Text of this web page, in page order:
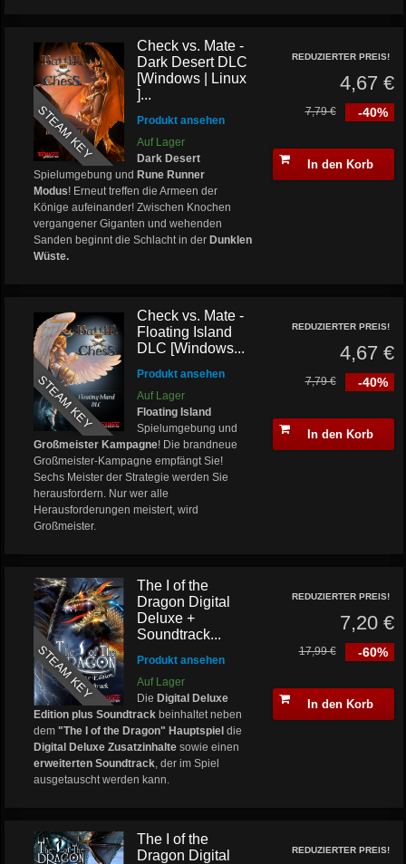
STEAM KEY
Check vs. Mate -
Dark Desert DLC
[Windows | Linux
]...
Produkt ansehen
Auf Lager
Dark Desert
Spielumgebung und Rune Runner
Modus! Erneut treffen die Armeen der
Könige aufeinander! Zwischen Knochen
vergangener Giganten und wehenden
Sanden beginnt die Schlacht in der Dunklen
Wüste.
REDUZIERTER PREIS!
4,67 €
-40%
7,79 €
In den Korb
STEAM KEY
Check vs. Mate -
Floating Island
DLC [Windows...
Produkt ansehen
Auf Lager
Floating Island
Spielumgebung und
Großmeister Kampagne! Die brandneue
Großmeister-Kampagne empfängt Sie!
Sechs Meister der Strategie werden Sie
herausfordern. Nur wer alle
Herausforderungen meistert, wird
Großmeister.
REDUZIERTER PREIS!
4,67 €
-40%
7,79 €
In den Korb
STEAM KEY
The I of the
Dragon Digital
Deluxe +
Soundtrack...
Produkt ansehen
Auf Lager
Die Digital Deluxe
Edition plus Soundtrack beinhaltet neben
dem"The I of the Dragon" Hauptspiel die
Digital Deluxe Zusatzinhalte sowie einen
erweiterten Soundtrack, der im Spiel
ausgetauscht werden kann.
REDUZIERTER PREIS!
7,20 €
-60%
17,99 €
In den Korb
The I of the
Dragon Digital
REDUZIERTER PREIS!